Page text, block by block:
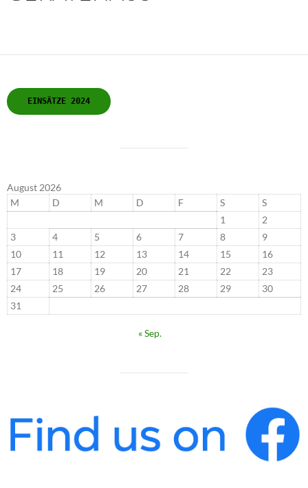
EINSÄTZE 2024
August 2026
M
D M D F S
S
1
2
3
4 5 6 7 8
9
10
11 12 13 14 15
16
17
18 19 20 21 22
23
24
25 26 27 28 29
30
31
« Sep.